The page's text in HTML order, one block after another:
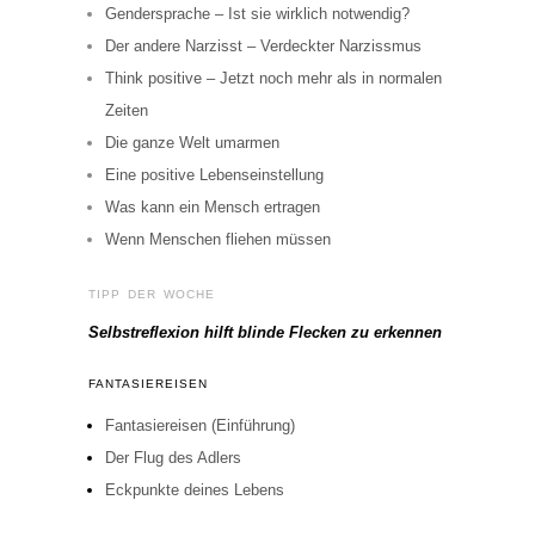
Gendersprache – Ist sie wirklich notwendig?
Der andere Narzisst – Verdeckter Narzissmus
Think positive – Jetzt noch mehr als in normalen
Zeiten
Die ganze Welt umarmen
Eine positive Lebenseinstellung
Was kann ein Mensch ertragen
Wenn Menschen fliehen müssen
TIPP DER WOCHE
Selbstreflexion hilft blinde Flecken zu erkennen
FANTASIEREISEN
Fantasiereisen (Einführung)
Der Flug des Adlers
Eckpunkte deines Lebens